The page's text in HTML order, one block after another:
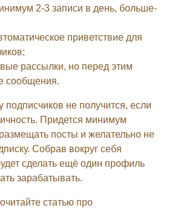
2-3 записи в день, больше-
приветствие для
рассылки, но перед этим
сообщения.
подписчиков не получится, если
Придется минимум
посты и желательно не
Собрав вокруг себя
сделать ещё один профиль
зарабатывать.
статью про